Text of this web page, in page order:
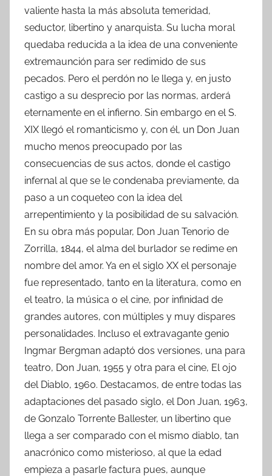
valiente hasta la más absoluta temeridad,
seductor, libertino y anarquista. Su lucha moral
quedaba reducida a la idea de una conveniente
extremaunción para ser redimido de sus
pecados. Pero el perdón no le llega y, en justo
castigo a su desprecio por las normas, arderá
eternamente en el infierno. Sin embargo en el S.
XIX llegó el romanticismo y, con él, un Don Juan
mucho menos preocupado por las
consecuencias de sus actos, donde el castigo
infernal al que se le condenaba previamente, da
paso a un coqueteo con la idea del
arrepentimiento y la posibilidad de su salvación.
En su obra más popular, Don Juan Tenorio de
Zorrilla, 1844, el alma del burlador se redime en
nombre del amor. Ya en el siglo XX el personaje
fue representado, tanto en la literatura, como en
el teatro, la música o el cine, por infinidad de
grandes autores, con múltiples y muy dispares
personalidades. Incluso el extravagante genio
Ingmar Bergman adaptó dos versiones, una para
teatro, Don Juan, 1955 y otra para el cine, El ojo
del Diablo, 1960. Destacamos, de entre todas las
adaptaciones del pasado siglo, el Don Juan, 1963,
de Gonzalo Torrente Ballester, un libertino que
llega a ser comparado con el mismo diablo, tan
anacrónico como misterioso, al que la edad
empieza a pasarle factura pues, aunque